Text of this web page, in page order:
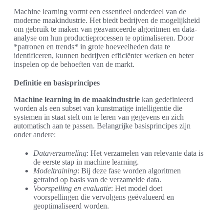
Machine learning vormt een essentieel onderdeel van de
moderne maakindustrie. Het biedt bedrijven de mogelijkheid
om gebruik te maken van geavanceerde algoritmen en data-
analyse om hun productieprocessen te optimaliseren. Door
*patronen en trends* in grote hoeveelheden data te
identificeren, kunnen bedrijven efficiënter werken en beter
inspelen op de behoeften van de markt.
Definitie en basisprincipes
Machine learning in de maakindustrie kan gedefinieerd
worden als een subset van kunstmatige intelligentie die
systemen in staat stelt om te leren van gegevens en zich
automatisch aan te passen. Belangrijke basisprincipes zijn
onder andere:
Dataverzameling: Het verzamelen van relevante data is
de eerste stap in machine learning.
Modeltraining: Bij deze fase worden algoritmen
getraind op basis van de verzamelde data.
Voorspelling en evaluatie: Het model doet
voorspellingen die vervolgens geëvalueerd en
geoptimaliseerd worden.